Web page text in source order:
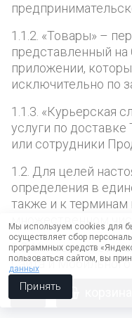
1.1.2. «Товары» –
представленный
приложении,
исключительно по
1.1.3. «Курьерская
услуги по
или сотрудники
1.2. Для целей
определения в
также и к
множественном
1.3. Условия
Сайта и
прямо не
Мы используем cookies для
осуществляет сбор
программных средств
пользоваться сайтом, вы
данных
Принять